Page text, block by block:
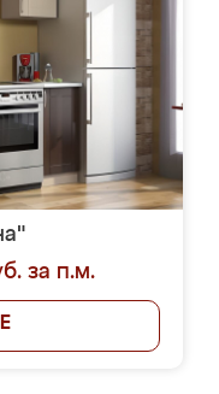
за п.м.